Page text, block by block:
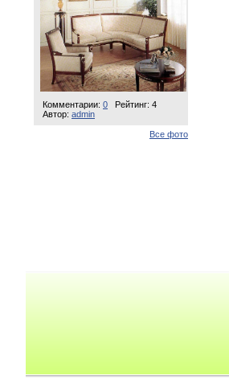
Комментарии: 0
Рейтинг: 4
Автор: admin
Все фото